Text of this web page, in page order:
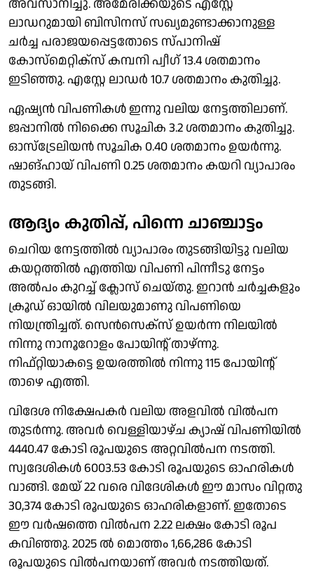
അവസാനിച്ചു. അമേരിക്കയുടെ എസ്റ്റേ
ലാഡറുമായി ബിസിനസ് സഖ്യമുണ്ടാക്കാനുള്ള
ചർച്ച പരാജയപ്പെട്ടതോടെ സ്പാനിഷ്
കോസ്മെറ്റിക്സ് കമ്പനി പ്വീഗ് 13.4 ശതമാനം
ഇടിഞ്ഞു. എസ്റ്റേ ലാഡർ 10.7 ശതമാനം കുതിച്ചു.
ഏഷ്യൻ വിപണികൾ ഇന്നു വലിയ നേട്ടത്തിലാണ്.
ജപ്പാനിൽ നിക്കൈ സൂചിക 3.2 ശതമാനം കുതിച്ചു.
ഓസ്ട്രേലിയൻ സൂചിക 0.40 ശതമാനം ഉയർന്നു.
ഷാങ്ഹായ് വിപണി 0.25 ശതമാനം കയറി വ്യാപാരം
തുടങ്ങി.
ആദ്യം കുതിപ്പ്, പിന്നെ ചാഞ്ചാട്ടം
ചെറിയ നേട്ടത്തിൽ വ്യാപാരം തുടങ്ങിയിട്ടു വലിയ
കയറ്റത്തിൽ എത്തിയ വിപണി പിന്നീടു നേട്ടം
അൽപം കുറച്ച് ക്ലോസ് ചെയ്തു. ഇറാൻ ചർച്ചകളും
ക്രൂഡ് ഓയിൽ വിലയുമാണു വിപണിയെ
നിയന്ത്രിച്ചത്. സെൻസെക്സ് ഉയർന്ന നിലയിൽ
നിന്നു നാനൂറോളം പോയിൻ്റ് താഴ്ന്നു.
നിഫ്റ്റിയാകട്ടെ ഉയരത്തിൽ നിന്നു 115 പോയിൻ്റ്
താഴെ എത്തി.
വിദേശ നിക്ഷേപകർ വലിയ അളവിൽ വിൽപന
തുടർന്നു. അവർ വെള്ളിയാഴ്ച ക്യാഷ് വിപണിയിൽ
4440.47 കോടി രൂപയുടെ അറ്റവിൽപന നടത്തി.
സ്വദേശികൾ 6003.53 കോടി രൂപയുടെ ഓഹരികൾ
വാങ്ങി. മേയ് 22 വരെ വിദേശികൾ ഈ മാസം വിറ്റതു
30,374 കോടി രൂപയുടെ ഓഹരികളാണ്. ഇതോടെ
ഈ വർഷത്തെ വിൽപന 2.22 ലക്ഷം കോടി രൂപ
കവിഞ്ഞു. 2025 ൽ മൊത്തം 1,66,286 കോടി
രൂപയുടെ വിൽപനയാണ് അവർ നടത്തിയത്.